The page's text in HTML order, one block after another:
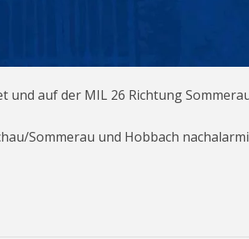
und auf der MIL 26 Richtung
Sommerau und Hobbach